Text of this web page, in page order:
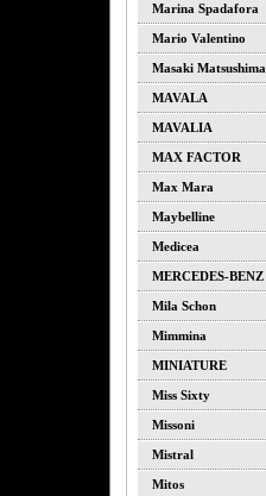
Marina Spadafora
Mario Valentino
Masaki Matsushima
MAVALA
MAVALIA
MAX FACTOR
Max Mara
Maybelline
Medicea
MERCEDES-BENZ
Mila Schon
Mimmina
MINIATURE
Miss Sixty
Missoni
Mistral
Mitos